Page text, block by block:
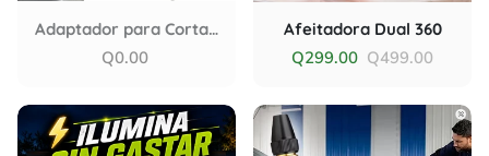
Adaptador para Cortar de Lamina de Metal (No incluye Taladro)
Q0.00
Afeitadora Dual 360
Q299.00 Q499.00